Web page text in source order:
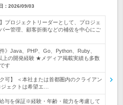
： 2026/09/03
プロジェクトリーダーとして、プロジェ
ー管理、顧客折衝などの補佐を中心にご
》Java、PHP、Go、Python、Ruby、
上の開発経験 ★メディア掲載実績も多数
す
可】 ＜本社または首都圏内のクライアン
ェクトは希望エ…
与を保証※経験・年齢・能力を考慮して